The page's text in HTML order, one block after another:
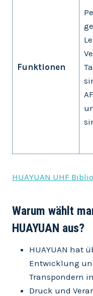
Funktionen
HUAYUAN UHF
Warum wählt
HUAYUAN aus?
HUAYUAN hat
Entwicklung
Transpondern
Druck und